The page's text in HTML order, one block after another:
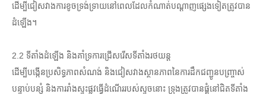
ដើម្បីជៀសវាងការខូចទ្រង់ទ្រាយនៅពេលដែលកំណាត់បណ្តាញផ្សេងទៀតត្រូវបាន
ដំឡើង។
2.2 ទីតាំងដំឡើង និងគាំទ្រការជ្រើសរើសទីតាំងរថយន្ត
ដើម្បីបង្កើនប្រសិទ្ធភាពសំណង់ និងជៀសវាងស្ថានភាពនៃការដឹកជញ្ជូនបញ្ច្រាស់
បន្ទាប់បន្សំ និងការរាំងស្ទះផ្លូវធ្វើដំណើររបស់ស្ទូចនោះ ទ្រុងត្រូវបានផ្គុំនៅជិតទីតាំង